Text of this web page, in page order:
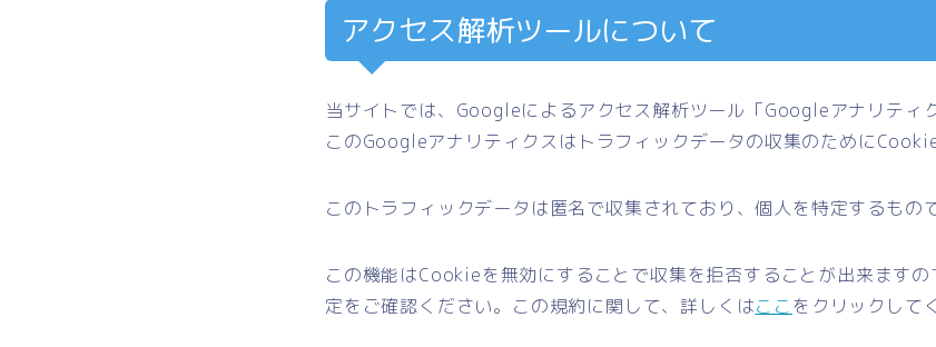
アクセス解析ツールについて
当サイトでは、Googleによるアクセス解析ツール「Googleアナリティ
このGoogleアナリティクスはトラフィックデータの収集のために
このトラフィックデータは匿名で収集されており、個人を特定するもの
この機能はCookieを無効にすることで収集を拒否することが出来ます
定をご確認ください。この規約に関して、詳しくはここをクリックして